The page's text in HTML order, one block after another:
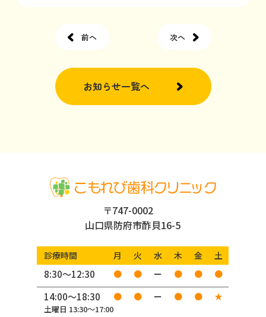
前へ
お知らせ一覧へ
次へ
〒747-0002
山口県防府市酢貝16-5
診療時間 月 火 水 木 金 土
8:30〜12:30 ● ● ー ● ● ●
14:00〜18:30
土曜日 13:30〜17:00
● ● ー ● ● ★